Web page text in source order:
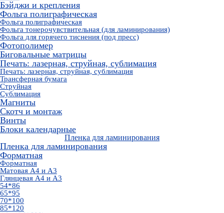
Бэйджи и крепления
Фольга полиграфическая
Фольга полиграфическая
Фольга тонерочувствительная (для ламинирования)
Фольга для горячего тиснения (под пресс)
Фотополимер
Биговальные матрицы
Печать: лазерная, струйная, сублимация
Печать: лазерная, струйная, сублимация
Трансферная бумага
Струйная
Сублимация
Магниты
Скотч и монтаж
Винты
Блоки календарные
Пленка для ламинирования
Пленка для ламинирования
Форматная
Форматная
Матовая А4 и А3
Глянцевая А4 и А3
54*86
65*95
70*100
85*120